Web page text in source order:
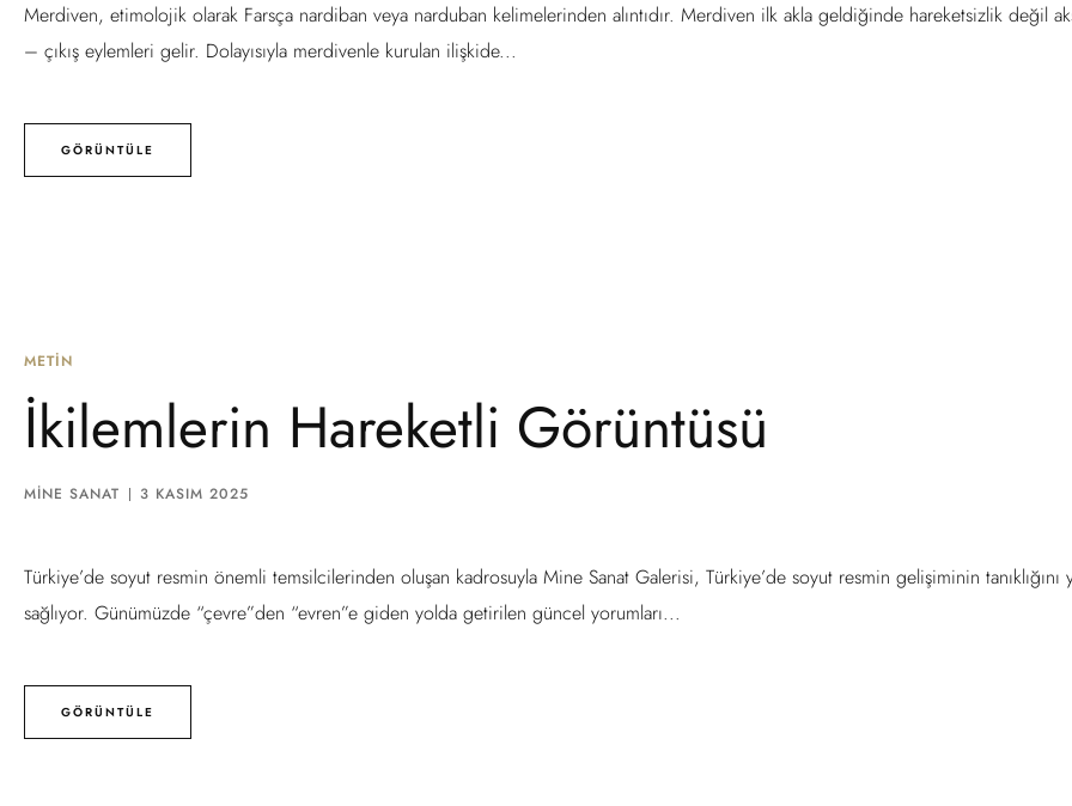
Merdiven, etimolojik olarak Farsça nardiban veya narduban kelimelerinden alıntıdır. Merdiven ilk akla geldiğinde hareketsizlik değil
– çıkış eylemleri gelir. Dolayısıyla merdivenle kurulan ilişkide...
GÖRÜNTÜLE
METIN
İkilemlerin Hareketli Görüntüsü
MINE SANAT 3 KASIM 2025
Türkiye’de soyut resmin önemli temsilcilerinden oluşan kadrosuyla Mine Sanat Galerisi, Türkiye’de soyut resmin gelişiminin tanıklığını
sağlıyor. Günümüzde “çevre”den “evren”e giden yolda getirilen güncel yorumları...
GÖRÜNTÜLE